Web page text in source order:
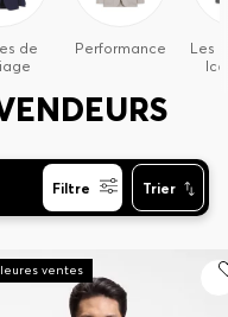
de
Performance
Les
Filtre Trier
ventes